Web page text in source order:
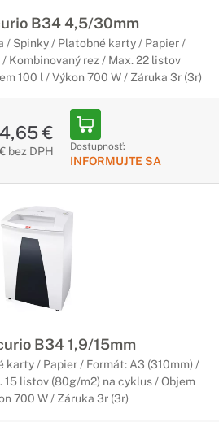
B34 4,5/30mm
/ Spinky / Platobné karty / Papier /
Kombinovaný rez / Max. 22 listov
100 l / Výkon 700 W / Záruka 3r (3r)
€
bez DPH Dostupnosť:
INFORMUJTE SA
B34 1,9/15mm
karty / Papier / Formát: A3 (310mm) /
15 listov (80g/m2) na cyklus / Objem
700 W / Záruka 3r (3r)